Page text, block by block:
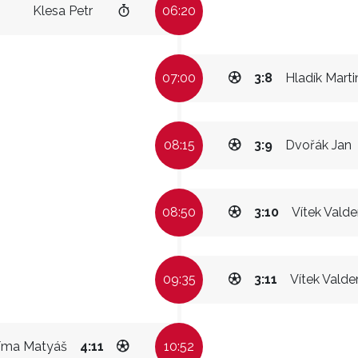
Klesa Petr 06:20
07:00 Hladík
3:8
08:15 Dvořák Jan
3:9
08:50 Vítek
3:10
09:35 Vítek
3:11
Matyáš 4:11 10:52